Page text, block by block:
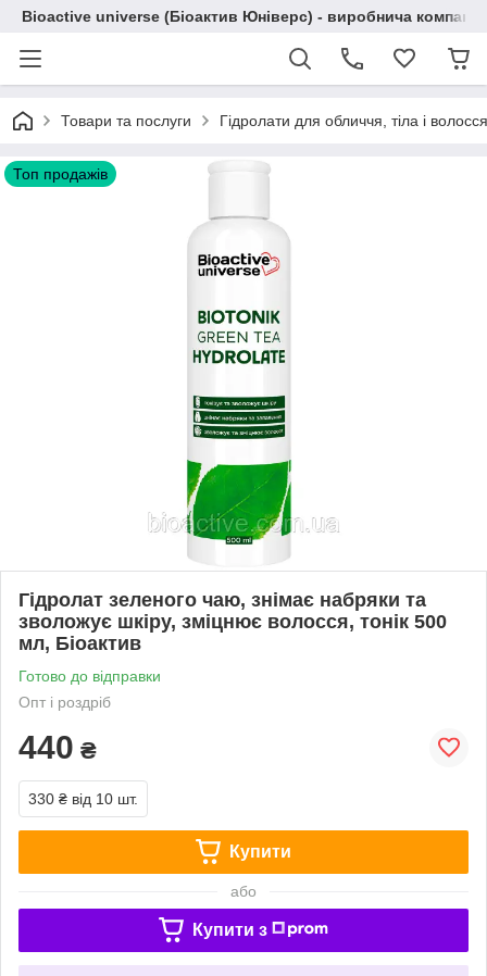
Bioactive universe (Біоактив Юніверс) - виробнича
Товари та послуги Гідролати для обличчя, тіла і
Топ продажів
Гідролат зеленого чаю, знімає набряки та
зволожує шкіру, зміцнює волосся, тонік 500
мл, Біоактив
Готово до відправки
Опт і роздріб
440 ₴
330 ₴ від 10 шт.
Купити
або
Купити з